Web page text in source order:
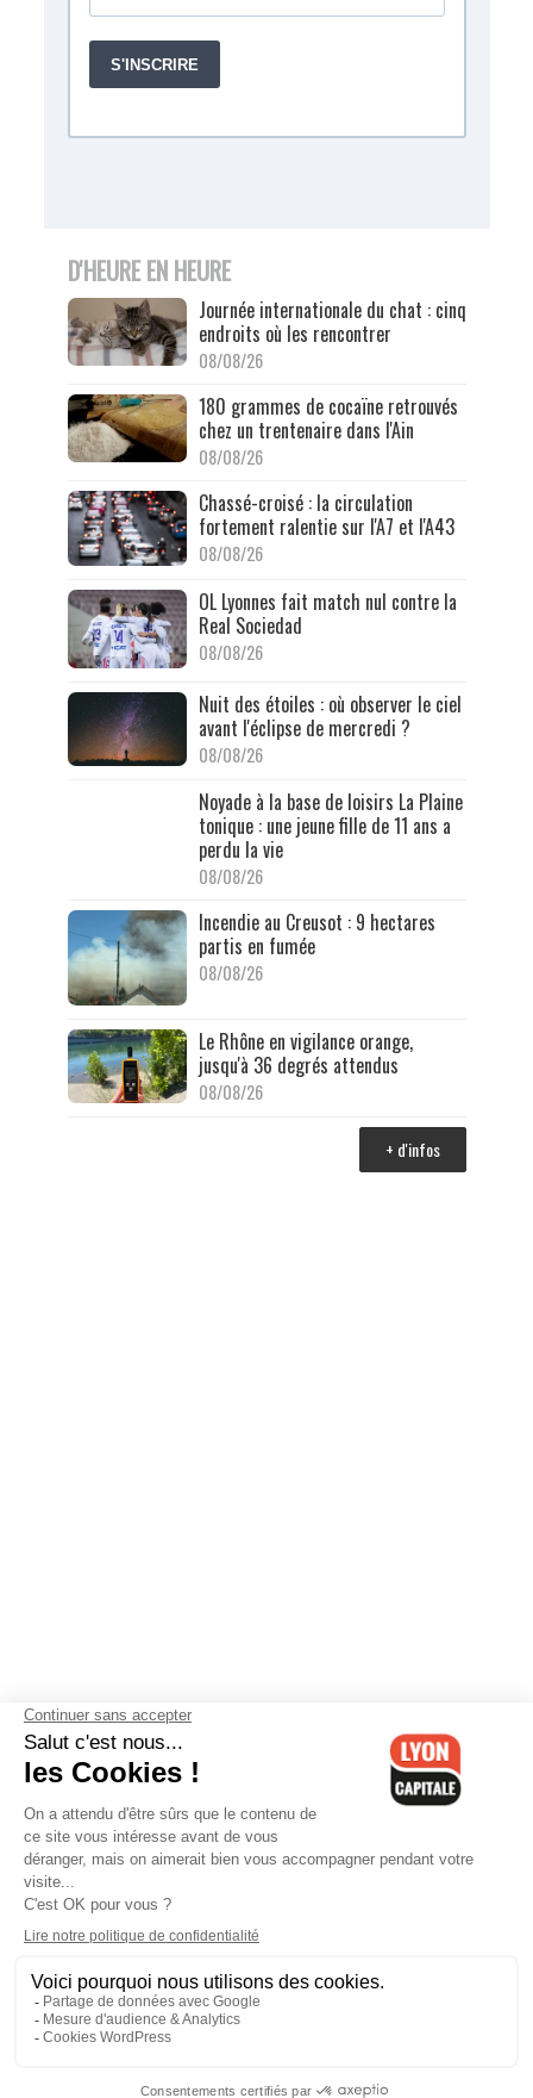
D'HEURE EN HEURE
Journée internationale du chat : cinq
endroits où les rencontrer
08/08/26
180 grammes de cocaïne retrouvés
chez un trentenaire dans l'Ain
08/08/26
Chassé-croisé : la circulation
fortement ralentie sur l'A7 et l'A43
08/08/26
OL Lyonnes fait match nul contre la
Real Sociedad
08/08/26
Nuit des étoiles : où observer le ciel
avant l'éclipse de mercredi ?
08/08/26
Noyade à la base de loisirs La Plaine
tonique : une jeune fille de 11 ans a
perdu la vie
08/08/26
Incendie au Creusot : 9 hectares
partis en fumée
08/08/26
Le Rhône en vigilance orange,
jusqu'à 36 degrés attendus
08/08/26
+ d'infos
Contactez-nous-Mentions légales-CGV-Politique de
confidentialité-Gestion des cookies